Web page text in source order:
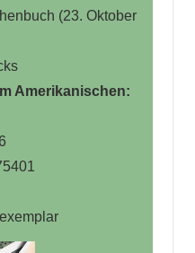
(23. Oktober
Amerikanischen: